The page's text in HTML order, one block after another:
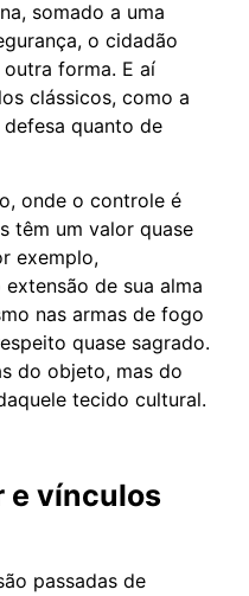
somado a uma
o cidadão
forma. E aí
clássicos, como a
quanto de
onde o controle é
têm um valor quase
exemplo,
de sua alma
nas armas de fogo
quase sagrado.
do objeto, mas do
tecido cultural.
e vínculos
passadas de